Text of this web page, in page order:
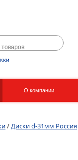
О компании
/ Диски d-31мм Россия